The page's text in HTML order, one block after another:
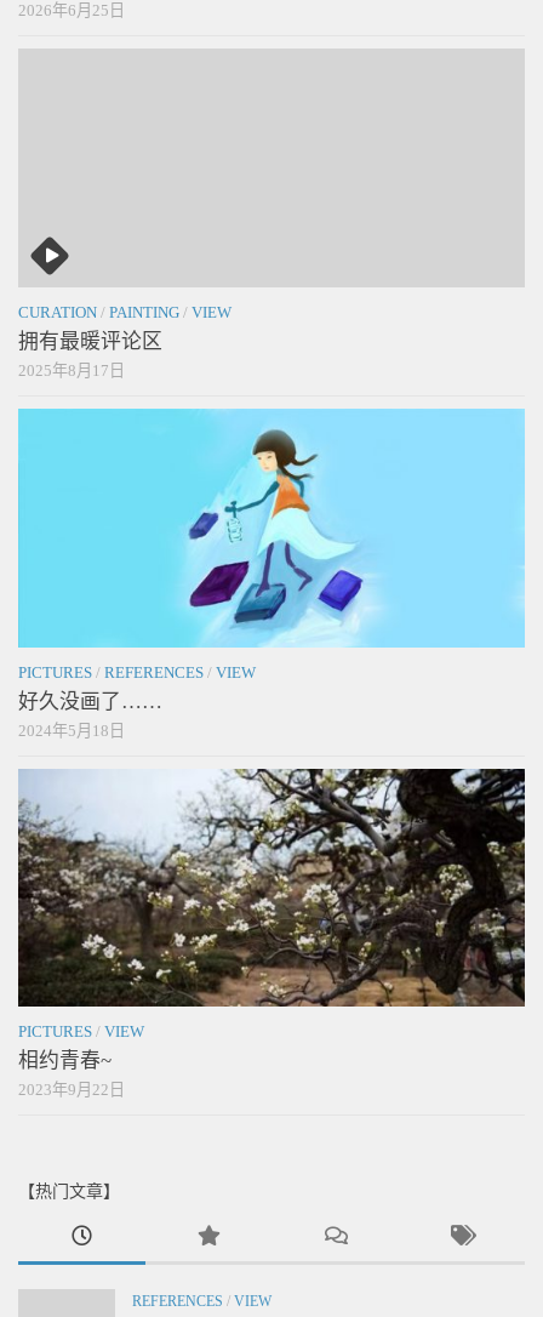
2026年6月25日
CURATION / PAINTING / VIEW
拥有最暖评论区
2025年8月17日
PICTURES / REFERENCES / VIEW
好久没画了……
2024年5月18日
PICTURES / VIEW
相约青春~
2023年9月22日
【热门文章】
REFERENCES / VIEW